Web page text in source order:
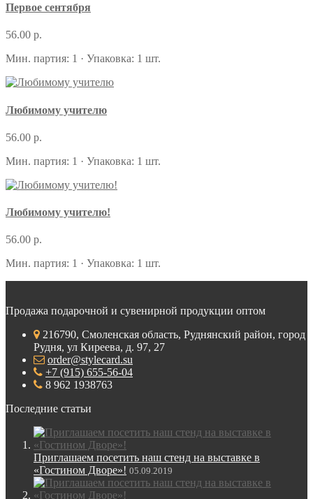
Первое сентября
56.00 р.
Мин. партия: 1 · Упаковка: 1 шт.
Любимому учителю
56.00 р.
Мин. партия: 1 · Упаковка: 1 шт.
Любимому учителю!
56.00 р.
Мин. партия: 1 · Упаковка: 1 шт.
Продажа подарочной и сувенирной продукции оптом
216790, Смоленская область, Руднянский район, город
Рудня, ул Киреева, д. 97, 27
order@stylecard.su
+7 (915) 655-56-04
8 962 1938763
Последние статьи
Приглашаем посетить наш стенд на выставке в
«Гостином Дворе»! 05.09.2019